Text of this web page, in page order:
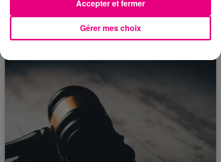
22 juillet 2026
Toulouse : circulation perturbée dans le
secteur François Verdier...
Gérer mes choix
Accepter et fermer